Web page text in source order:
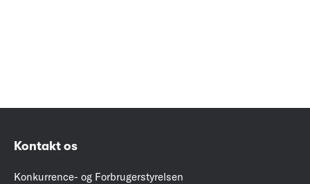
Kontakt os
Konkurrence- og Forbrugerstyrelsen